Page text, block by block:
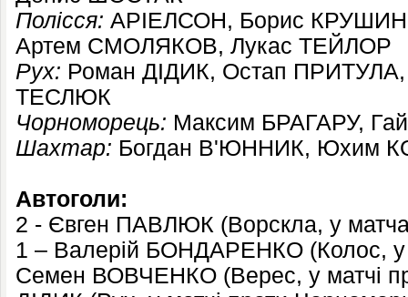
Полісся: АРІЕЛСОН, Борис
Артем СМОЛЯКОВ, Лукас ТЕЙЛОР
Рух: Роман ДІДИК, Остап
ТЕСЛЮК
Чорноморець: Максим БРАГАРУ,
Шахтар: Богдан В'ЮННИК, Юхим
Автоголи:
2 - Євген ПАВЛЮК (Ворскла, у
1 – Валерій БОНДАРЕНКО (Колос, у
Семен ВОВЧЕНКО (Верес, у матчі